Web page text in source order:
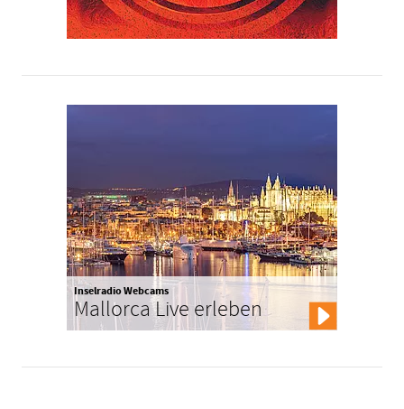
Inselradio Webcams
Mallorca Live erleben